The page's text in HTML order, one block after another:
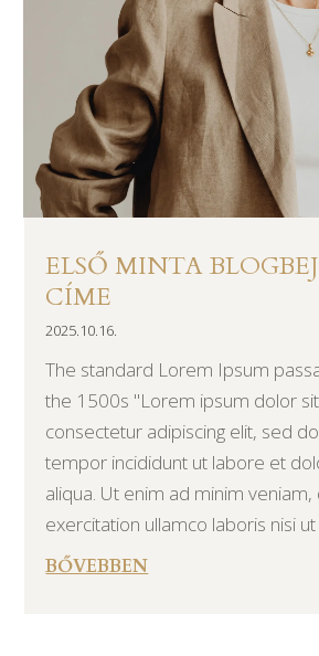
ELSŐ MINTA
CÍME
2025.10.16.
The standard Lorem Ipsum
the 1500s "Lorem ipsum dolor
consectetur adipiscing elit, sed
tempor incididunt ut labore et
aliqua. Ut enim ad minim
exercitation ullamco laboris nisi ut
BŐVEBBEN